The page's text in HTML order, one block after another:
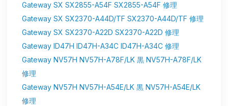
Gateway SX SX2855-A54F SX2855-A54F 修理
Gateway SX SX2370-A44D/TF SX2370-A44D/TF 修理
Gateway SX SX2370-A22D SX2370-A22D 修理
Gateway ID47H ID47H-A34C ID47H-A34C 修理
Gateway NV57H NV57H-A78F/LK 黒 NV57H-A78F/LK
修理
Gateway NV57H NV57H-A54E/LK 黒 NV57H-A54E/LK
修理